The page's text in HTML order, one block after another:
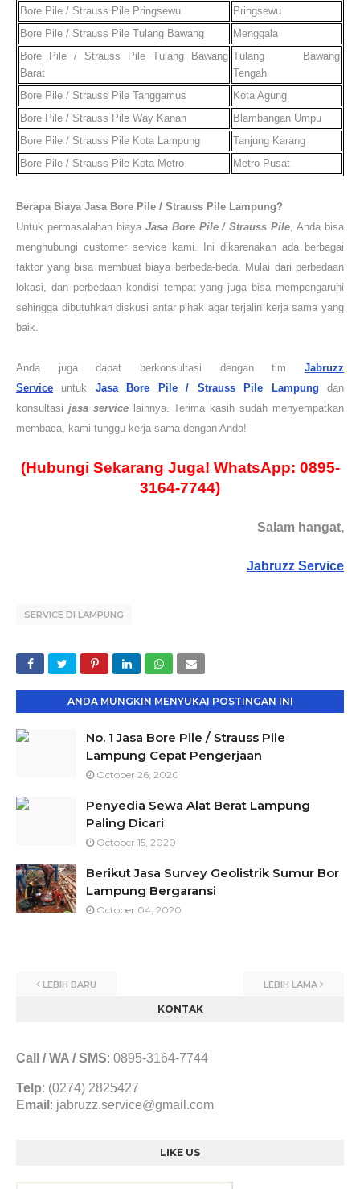
Bore Pile / Strauss Pile Pringsewu
Pringsewu
Bore Pile / Strauss PileTulang Bawang
Menggala
Bore Pile / Strauss Pile Tulang Bawang
Barat
Tulang Bawang
Tengah
Bore Pile / Strauss PileTanggamus
Kota Agung
Bore Pile / Strauss PileWay Kanan
Blambangan Umpu
Bore Pile / Strauss Pile Kota Lampung
Tanjung Karang
Bore Pile / Strauss Pile Kota Metro Metro Pusat
Berapa Biaya Jasa Bore Pile / Strauss Pile Lampung?
Untuk permasalahan biaya Jasa Bore Pile / Strauss Pile, Anda bisa
menghubungi customer service kami. Ini dikarenakan ada berbagai
faktor yang bisa membuat biaya berbeda-beda. Mulai dari perbedaan
lokasi, dan perbedaan kondisi tempat yang juga bisa mempengaruhi
sehingga dibutuhkan diskusi antar pihak agar terjalin kerja sama yang
baik.
Anda juga dapat berkonsultasi dengan tim Jabruzz
Service
untuk Jasa Bore Pile / Strauss Pile Lampung dan
konsultasi jasa service lainnya. Terima kasih sudah menyempatkan
membaca, kami tunggu kerja sama dengan Anda!
(Hubungi Sekarang Juga! WhatsApp: 0895-
3164-7744)
Salam hangat,
Jabruzz Service
SERVICE DI LAMPUNG
ANDA MUNGKIN MENYUKAI POSTINGAN INI
No. 1 Jasa Bore Pile / Strauss Pile
Lampung Cepat Pengerjaan
October 26, 2020
Penyedia Sewa Alat Berat Lampung
Paling Dicari
October 15, 2020
Berikut Jasa Survey Geolistrik Sumur Bor
Lampung Bergaransi
October 04, 2020
LEBIH BARU LEBIH LAMA
KONTAK
Call / WA / SMS: 0895-3164-7744
Telp: (0274) 2825427
Email : jabruzz.service@gmail.com
LIKE US